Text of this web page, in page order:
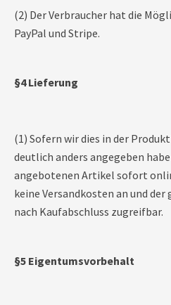
(2) Der Verbraucher hat die
PayPal und Stripe.
§4 Lieferung
(1) Sofern wir dies in der
deutlich anders angegeben
angebotenen Artikel sofort
keine Versandkosten an und
nach Kaufabschluss zugreifbar.
§5 Eigentumsvorbehalt